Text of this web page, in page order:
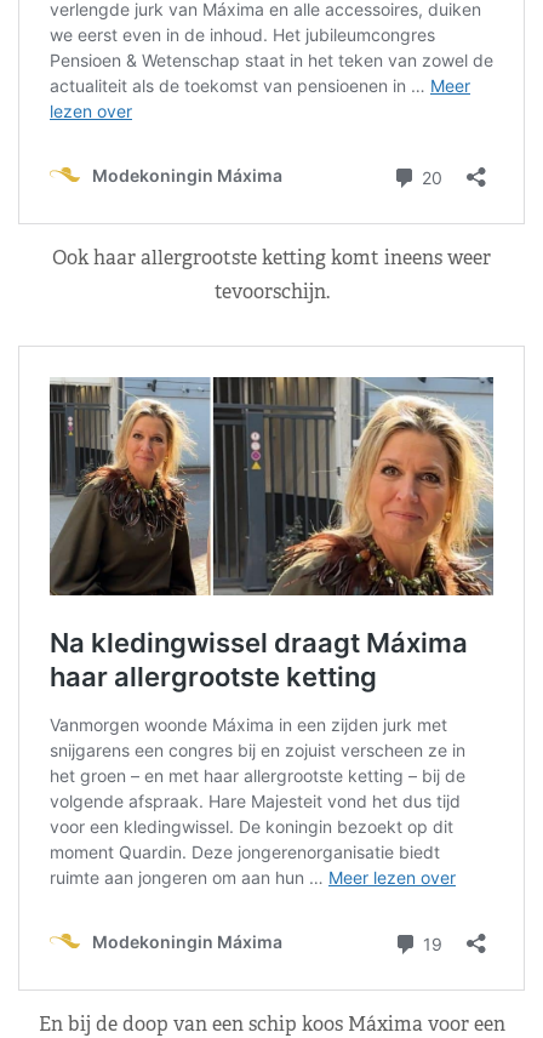
Ook haar allergrootste ketting komt ineens weer
tevoorschijn.
En bij de doop van een schip koos Máxima voor een